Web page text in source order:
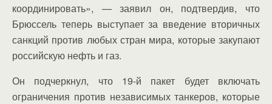
координировать», — заявил он, подтвердив, что
Брюссель теперь выступает за введение вторичных
санкций против любых стран мира, которые закупают
российскую нефть и газ.
Он подчеркнул, что 19-й пакет будет включать
ограничения против независимых танкеров, которые